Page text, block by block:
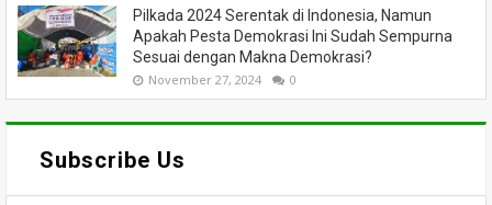
Pilkada 2024 Serentak di Indonesia, Namun
Apakah Pesta Demokrasi Ini Sudah Sempurna
Sesuai dengan Makna Demokrasi?
November 27, 2024 0
Subscribe Us